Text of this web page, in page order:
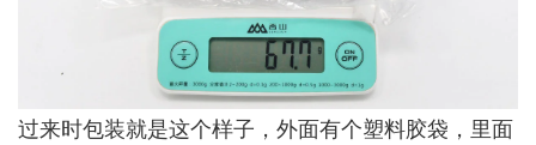
过来时包装就是这个样子，外面有个塑料胶袋，里面